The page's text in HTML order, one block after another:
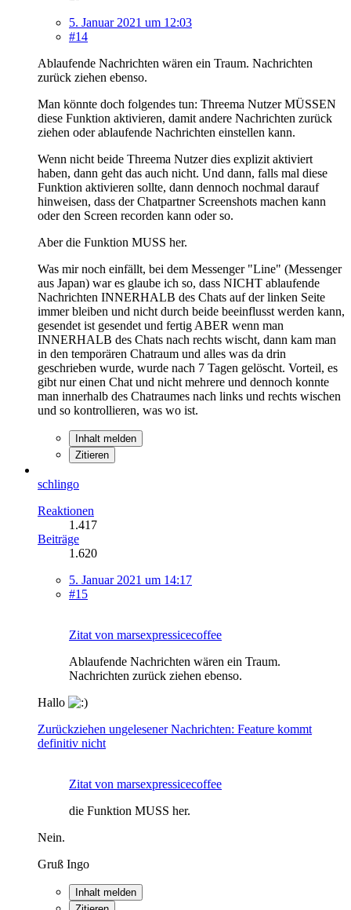
5. Januar 2021 um 12:03
#14
Ablaufende Nachrichten wären ein Traum. Nachrichten
zurück ziehen ebenso.
Man könnte doch folgendes tun: Threema Nutzer MÜSSEN
diese Funktion aktivieren, damit andere Nachrichten zurück
ziehen oder ablaufende Nachrichten einstellen kann.
Wenn nicht beide Threema Nutzer dies explizit aktiviert
haben, dann geht das auch nicht. Und dann, falls mal diese
Funktion aktivieren sollte, dann dennoch nochmal darauf
hinweisen, dass der Chatpartner Screenshots machen kann
oder den Screen recorden kann oder so.
Aber die Funktion MUSS her.
Was mir noch einfällt, bei dem Messenger "Line" (Messenger
aus Japan) war es glaube ich so, dass NICHT ablaufende
Nachrichten INNERHALB des Chats auf der linken Seite
immer bleiben und nicht durch beide beeinflusst werden kann,
gesendet ist gesendet und fertig ABER wenn man
INNERHALB des Chats nach rechts wischt, dann kam man
in den temporären Chatraum und alles was da drin
geschrieben wurde, wurde nach 7 Tagen gelöscht. Vorteil, es
gibt nur einen Chat und nicht mehrere und dennoch konnte
man innerhalb des Chatraumes nach links und rechts wischen
und so kontrollieren, was wo ist.
Inhalt melden
Zitieren
schlingo
Reaktionen
1.417
Beiträge
1.620
5. Januar 2021 um 14:17
#15
Zitat von marsexpressicecoffee
Ablaufende Nachrichten wären ein Traum.
Nachrichten zurück ziehen ebenso.
Hallo
Zurückziehen ungelesener Nachrichten: Feature kommt
definitiv nicht
Zitat von marsexpressicecoffee
die Funktion MUSS her.
Nein.
Gruß Ingo
Inhalt melden